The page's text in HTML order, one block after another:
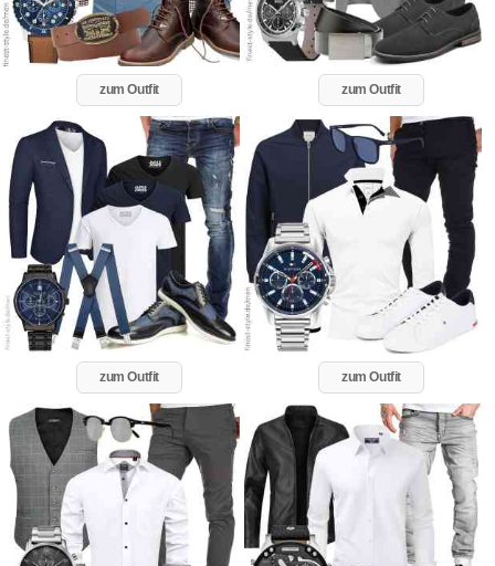
zum Outfit zum Outfit
zum Outfit zum Outfit